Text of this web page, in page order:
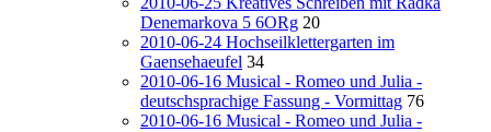
Denemarkova 5 6ORg 20
2010-06-24 Hochseilklettergarten im
Gaensehaeufel 34
2010-06-16 Musical - Romeo und Julia -
deutschsprachige Fassung - Vormittag 76
2010-06-16 Musical - Romeo und Julia -